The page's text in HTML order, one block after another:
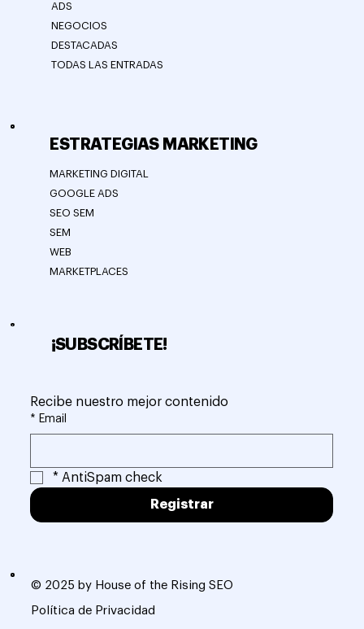
© 2025 by House of the Rising SEO
Política de Privacidad
¡SUBSCRÍBETE!
Recibe nuestro mejor contenido
* Email
* AntiSpam check
Registrar
ESTRATEGIAS MARKETING
MARKETING DIGITAL
GOOGLE ADS
SEO SEM
SEM
WEB
MARKETPLACES
ADS
NEGOCIOS
DESTACADAS
TODAS LAS ENTRADAS